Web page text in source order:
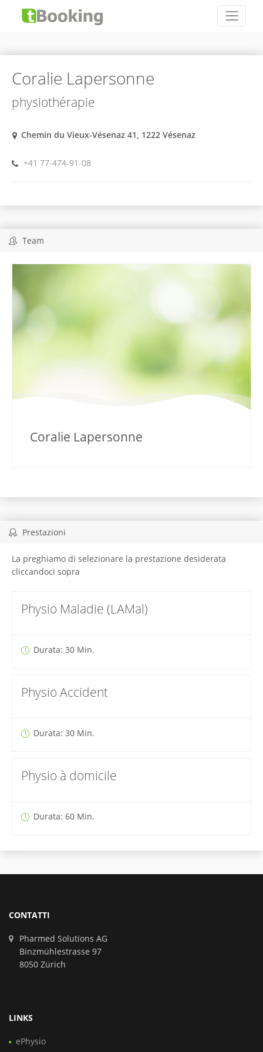
Coralie Lapersonne
physiothérapie
Chemin du Vieux-Vésenaz 41, 1222 Vésenaz
+41 77-474-91-08
Team
Coralie Lapersonne
Prestazioni
La preghiamo di selezionare la prestazione desiderata
cliccandoci sopra
Physio Maladie (LAMal)
Durata: 30 Min.
Physio Accident
Durata: 30 Min.
Physio à domicile
Durata: 60 Min.
CONTATTI
Pharmed Solutions AG
Binzmühlestrasse 97
8050 Zürich
LINKS
ePhysio